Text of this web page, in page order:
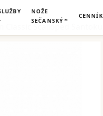
NOŽE
SEČANSKÝ™
CENNÍK